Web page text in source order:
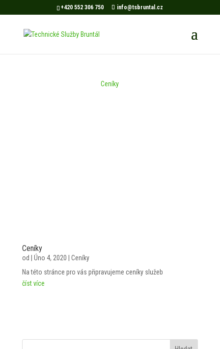
+420 552 306 750 info@tsbruntal.cz
Ceníky
Ceníky
od Úno 4, 2020
Ceníky
Na této stránce pro vás připravujeme ceníky služeb
číst více